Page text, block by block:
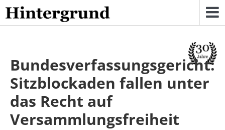
Skip
to
content
Bundesverfassungsgericht:
Sitzblockaden fallen unter
das Recht auf
Versammlungsfreiheit